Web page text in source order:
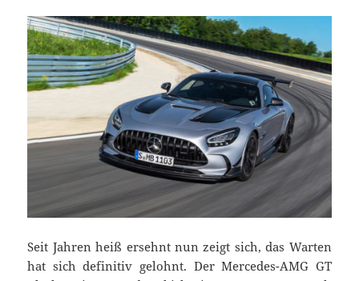
Seit Jahren heiß ersehnt nun zeigt sich, das Warten
hat sich definitiv gelohnt. Der Mercedes-AMG GT